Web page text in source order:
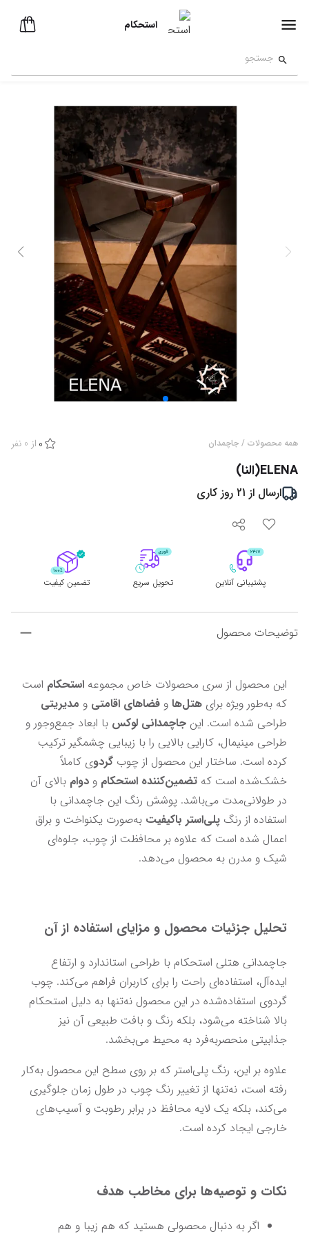
استحکام
همه محصولات / جاچمدان 0 از 0 نفر
ELENA(النا)
ارسال از 21 روز کاری
پشتیبانی آنلاین تحویل سریع تضمین کیفیت
توضیحات محصول
این محصول از سری محصولات خاص مجموعه استحکام
که به‌طور ویژه برای
هتل‌ها و فضاهای اقامتی و مدیریتی
طراحی شده است. این جاچمدانی لوکس
کرده است. ساختار این محصول از چوب گردو
خشک‌شده است که
تضمین‌کننده استحکام و دوام
استفاده از رنگ پلی‌استر باکیفیت
شیک و مدرن به محصول می‌دهد.
تحلیل جزئیات محصول و مزایای استفاده از آن
جذابیتی منحصربه‌فرد به محیط می‌بخشد.
خارجی ایجاد کرده است.
نکات و توصیه‌ها برای مخاطب هدف